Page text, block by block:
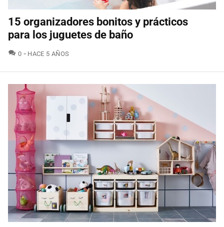
15 organizadores bonitos y prácticos
para los juguetes de baño
0 COMENTARIOS
HACE 5 AÑOS